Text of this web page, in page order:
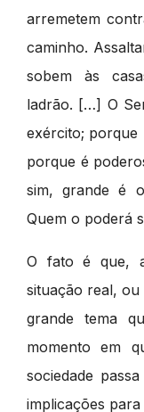
arremetem
caminho.
sobem às
ladrão. […] O
exército; porque
porque é
sim, grande é
Quem o poderá
O fato é que,
situação real, ou
grande tema
momento em
sociedade
implicações